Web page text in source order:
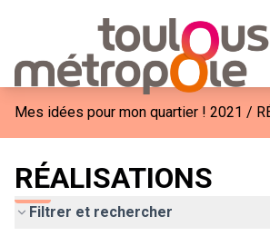
Mes idées pour mon quartier ! 2021 /
RÉALISATIONS
Filtrer et rechercher